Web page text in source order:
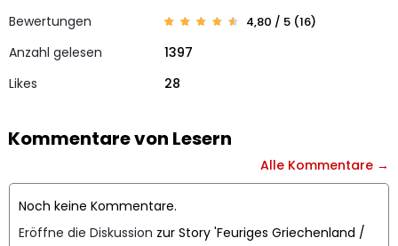
Bewertungen
4.75
end
auf
4,80 / 5 (16)
Anzahl gelesen
1397
Likes
28
Kommentare von Lesern
Alle Kommentare →
Noch keine Kommentare.
Eröffne die Diskussion zur Story 'Feuriges Griechenland /